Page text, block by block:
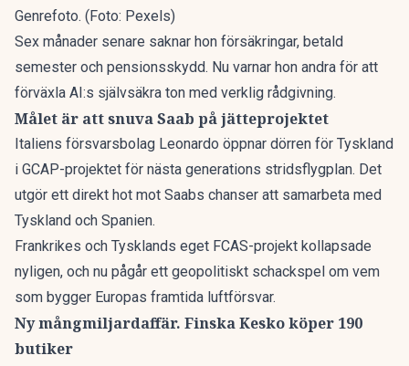
Genrefoto. (Foto: Pexels)
Sex månader senare saknar hon försäkringar, betald
semester och pensionsskydd. Nu varnar hon andra för att
förväxla AI:s självsäkra ton med verklig rådgivning.
Målet är att snuva Saab på jätteprojektet
Italiens försvarsbolag Leonardo öppnar dörren för Tyskland
i GCAP-projektet för nästa generations stridsflygplan. Det
utgör ett direkt hot mot Saabs chanser att samarbeta med
Tyskland och Spanien.
Frankrikes och Tysklands eget FCAS-projekt kollapsade
nyligen, och nu pågår ett geopolitiskt schackspel om vem
som bygger Europas framtida luftförsvar.
Ny mångmiljardaffär. Finska Kesko köper 190
butiker